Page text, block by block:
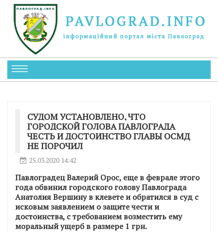
СУДОМ УСТАНОВЛЕНО, ЧТО
ГОРОДСКОЙ ГОЛОВА ПАВЛОГРАДА
ЧЕСТЬ И ДОСТОИНСТВО ГЛАВЫ ОСМД
НЕ ПОРОЧИЛ
25.03.2020 14:42
Павлоградец Валерий Орос, еще в феврале этого
года обвинил городского голову Павлограда
Анатолия Вершину в клевете и обратился в суд с
исковым заявлением о защите чести и
достоинства, с требованием возместить ему
моральный ущерб в размере 1 грн.